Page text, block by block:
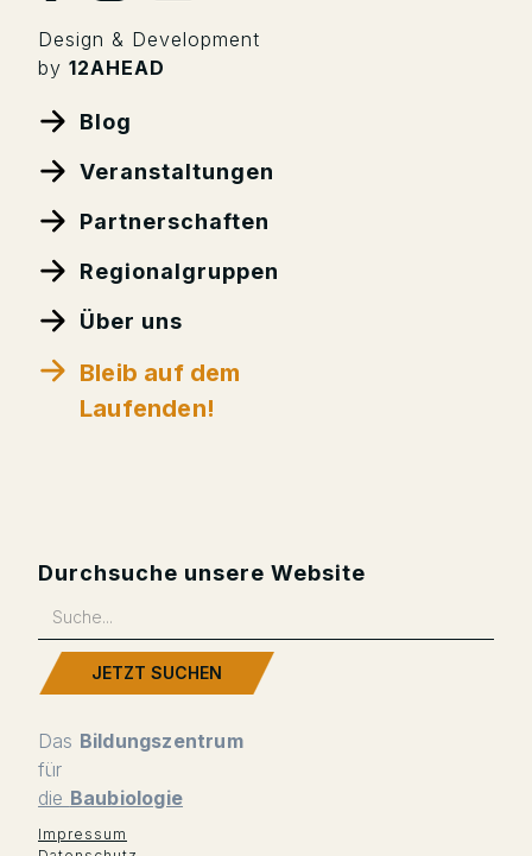
Design & Development
by 12AHEAD
Blog
Veranstaltungen
Partnerschaften
Regionalgruppen
Über uns
Bleib auf dem
Laufenden!
Durchsuche unsere Website
Das Bildungszentrum
für
die Baubiologie
Impressum